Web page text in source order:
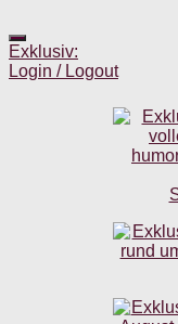
Exklusiv:
Login / Logout